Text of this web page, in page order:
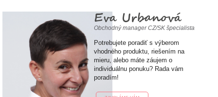
Eva Urbanová
Obchodný manager CZ/SK špecialista
Potrebujete poradiť s výberom
vhodného produktu, riešením na
mieru, alebo máte záujem o
individuálnu ponuku? Rada vám
poradím!